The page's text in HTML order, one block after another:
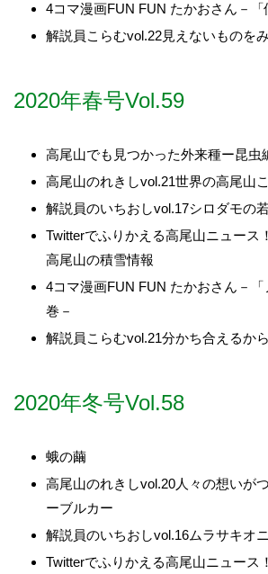
4コマ漫画FUN FUN たかおさん－「
解説員こらむvol.22見えないものをみ
2020年春号Vol.59
高尾山でも見つかった外来種ー昆虫
高尾山のれきしvol.21世界の高尾山
解説員のいちおしvol.17シロダモの
Twitterでふりかえる高尾山ニュース
高尾山の積雪情報
4コマ漫画FUN FUN たかおさん－
巻－
解説員こらむvol.21分かち合えるか
2020年冬号Vol.58
蛾の繭
高尾山のれきしvol.20人々の想いが
ーブルカー
解説員のいちおしvol.16ムラサキオ
Twitterでふりかえる高尾山ニュース